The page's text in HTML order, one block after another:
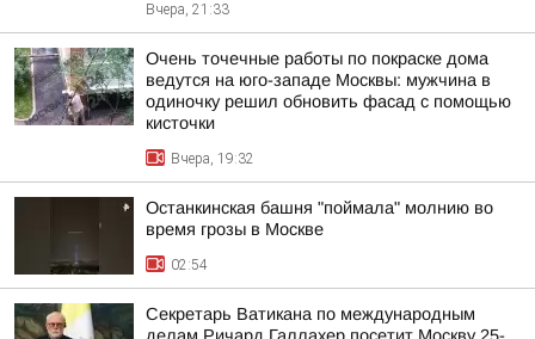
Вчера, 21:33
Очень точечные работы по покраске дома
ведутся на юго-западе Москвы: мужчина в
одиночку решил обновить фасад с помощью
кисточки
Вчера, 19:32
Останкинская башня "поймала" молнию во
время грозы в Москве
02:54
Секретарь Ватикана по международным